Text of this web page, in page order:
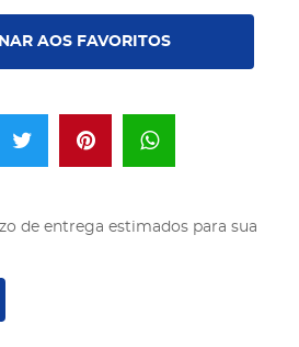
AOS FAVORITOS
de entrega estimados para sua